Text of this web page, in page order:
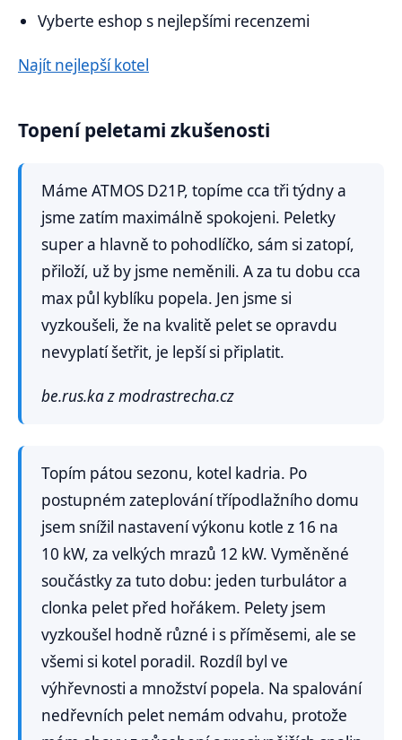
Vyberte eshop s nejlepšími recenzemi
Najít nejlepší kotel
Topení peletami zkušenosti
Máme ATMOS D21P, topíme cca tři týdny a
jsme zatím maximálně spokojeni. Peletky
super a hlavně to pohodlíčko, sám si zatopí,
přiloží, už by jsme neměnili. A za tu dobu cca
max půl kyblíku popela. Jen jsme si
vyzkoušeli, že na kvalitě pelet se opravdu
nevyplatí šetřit, je lepší si připlatit.
be.rus.ka z modrastrecha.cz
Topím pátou sezonu, kotel kadria. Po
postupném zateplování třípodlažního domu
jsem snížil nastavení výkonu kotle z 16 na
10 kW, za velkých mrazů 12 kW. Vyměněné
součástky za tuto dobu: jeden turbulátor a
clonka pelet před hořákem. Pelety jsem
vyzkoušel hodně různé i s příměsemi, ale se
všemi si kotel poradil. Rozdíl byl ve
výhřevnosti a množství popela. Na spalování
nedřevních pelet nemám odvahu, protože